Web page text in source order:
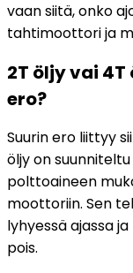
vaan siitä, onko
tahtimoottori ja
2T öljy vai
ero?
Suurin ero liittyy
öljy on
polttoaineen
moottoriin. Sen
lyhyessä ajassa
pois.